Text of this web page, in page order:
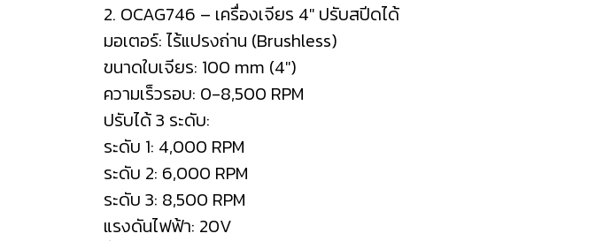
2. OCAG746 – เครื่องเจียร 4" ปรับสปีดได้
มอเตอร์: ไร้แปรงถ่าน (Brushless)
ขนาดใบเจียร: 100 mm (4")
ความเร็วรอบ: 0-8,500 RPM
ปรับได้ 3 ระดับ:
ระดับ 1: 4,000 RPM
ระดับ 2: 6,000 RPM
ระดับ 3: 8,500 RPM
แรงดันไฟฟ้า: 20V